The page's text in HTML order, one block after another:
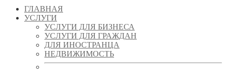
ГЛАВНАЯ
УСЛУГИ
УСЛУГИ ДЛЯ БИЗНЕСА
УСЛУГИ ДЛЯ ГРАЖДАН
ДЛЯ ИНОСТРАНЦА
НЕДВИЖИМОСТЬ